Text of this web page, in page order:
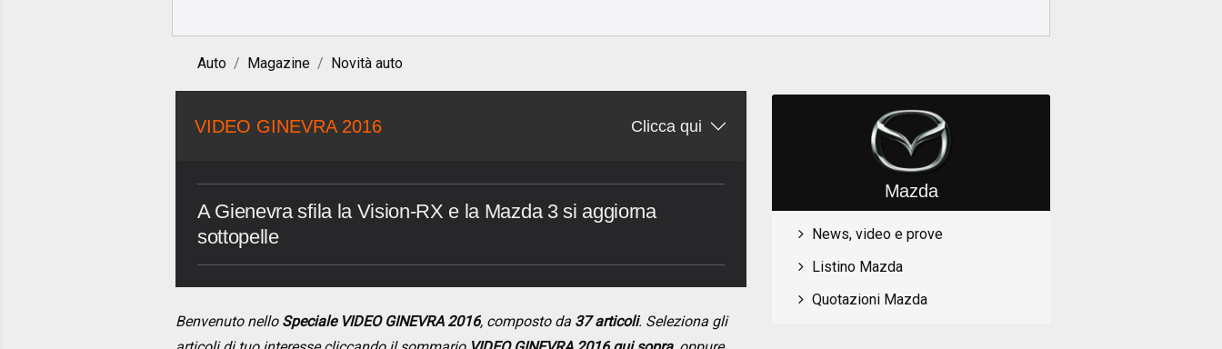
Auto Magazine Novità auto
VIDEO GINEVRA 2016 Clicca qui
A Gienevra sfila la Vision-RX e la Mazda 3 si aggiorna
sottopelle
Benvenuto nello Speciale VIDEO GINEVRA 2016, composto da 37 articoli. Seleziona gli
Mazda
News, video e prove
Listino Mazda
Quotazioni Mazda